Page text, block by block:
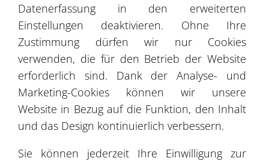
4
8
3
Leaflet| ©OpenStreetMap©CartoDB
Datenerfassung in den erweiterten
Einstellungen deaktivieren. Ohne Ihre
Zustimmung dürfen wir nur Cookies
verwenden, die für den Betrieb der Website
erforderlich sind. Dank der Analyse- und
Marketing-Cookies können wir unsere
Website in Bezug auf die Funktion, den Inhalt
und das Design kontinuierlich verbessern.
Sie können jederzeit Ihre Einwilligung zur